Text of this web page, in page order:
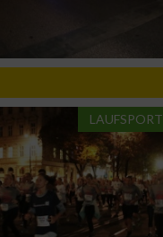
LAUFSPORT